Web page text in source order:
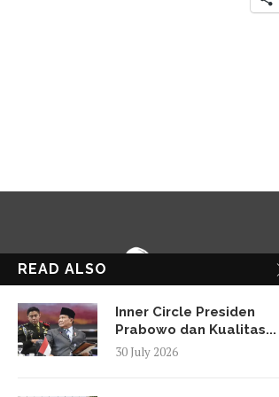
READ ALSO
Inner Circle Presiden
Prabowo dan Kualitas...
30 July 2026